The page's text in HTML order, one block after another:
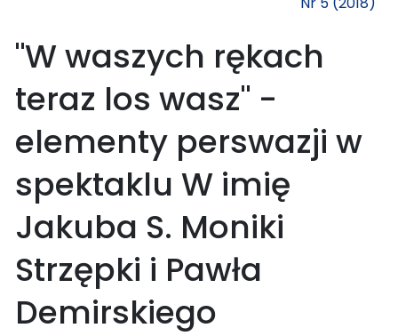
"W waszych rękach
teraz los wasz" -
elementy perswazji w
spektaklu W imię
Jakuba S. Moniki
Strzępki i Pawła
Demirskiego